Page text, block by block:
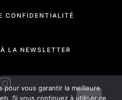
CONFIDENTIALITÉ
LA NEWSLETTER
pour vous garantir la meilleure
Si vous continuez à utiliser ce